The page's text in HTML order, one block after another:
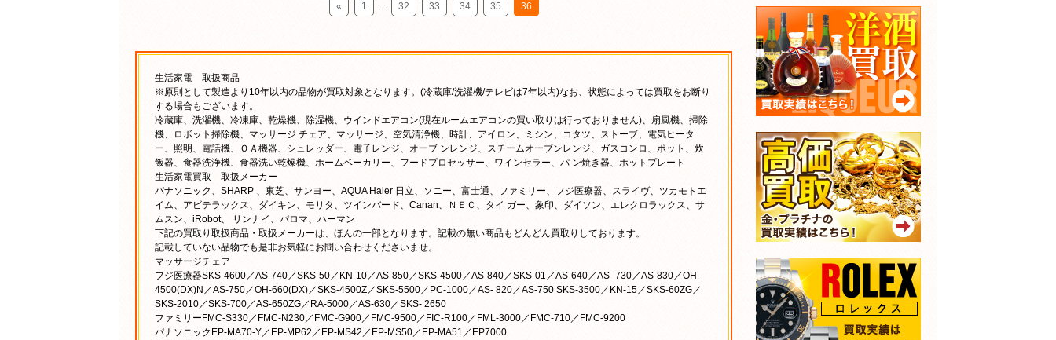
« 1 … 32 33 34 35 36
生活家電 取扱商品
※原則として製造より10年以内の品物が買取対象となります。(冷蔵庫/洗濯機/テレビは7年以内)なお、状態によっては買取をお断り
する場合もございます。
冷蔵庫、洗濯機、冷凍庫、乾燥機、除湿機、ウインドエアコン(現在ルームエアコンの買い取りは行っておりません)、扇風機、掃除
機、ロボット掃除機、マッサージ チェア、マッサージ、空気清浄機、時計、アイロン、ミシン、コタツ、ストーブ、電気ヒータ
ー、照明、電話機、ＯＡ機器、シュレッダー、電子レンジ、オーブ ンレンジ、スチームオーブンレンジ、ガスコンロ、ポット、炊
飯器、食器洗浄機、食器洗い乾燥機、ホームベーカリー、フードプロセッサー、ワインセラー、パ ン焼き器、ホットプレート
生活家電買取 取扱メーカー
パナソニック、SHARP 、東芝、サンヨー、AQUA Haier 日立、ソニー、富士通、ファミリー、フジ医療器、スライヴ、ツカモトエ
イム、アビテラックス、ダイキン、モリタ、ツインバード、Canan、ＮＥＣ、タイ ガー、象印、ダイソン、エレクロラックス、サ
ムスン、iRobot、 リンナイ、パロマ、ハーマン
下記の買取り取扱商品・取扱メーカーは、ほんの一部となります。記載の無い商品もどんどん買取りしております。
記載していない品物でも是非お気軽にお問い合わせくださいませ。
マッサージチェア
フジ医療器SKS-4600／AS-740／SKS-50／KN-10／AS-850／SKS-4500／AS-840／SKS-01／AS-640／AS- 730／AS-830／OH-
4500(DX)N／AS-750／OH-660(DX)／SKS-4500Z／SKS-5500／PC-1000／AS- 820／AS-750 SKS-3500／KN-15／SKS-60ZG／
SKS-2010／SKS-700／AS-650ZG／RA-5000／AS-630／SKS- 2650
ファミリーFMC-S330／FMC-N230／FMC-G900／FMC-9500／FIC-R100／FML-3000／FMC-710／FMC-9200
パナソニックEP-MA70-Y／EP-MP62／EP-MS42／EP-MS50／EP-MA51／EP7000